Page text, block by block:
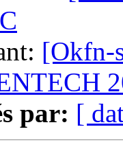
[Okfn-
par: [